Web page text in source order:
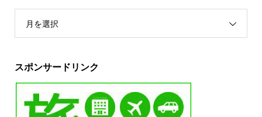
月を選択
スポンサードリンク